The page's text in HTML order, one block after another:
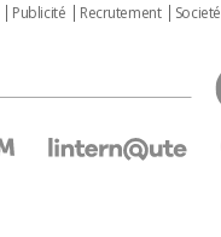
Publicité Recrutement Societé